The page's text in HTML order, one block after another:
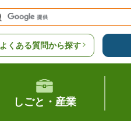
よくある質問から探す
しごと・産業